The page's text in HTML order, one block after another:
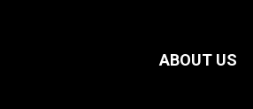
ABOUT US